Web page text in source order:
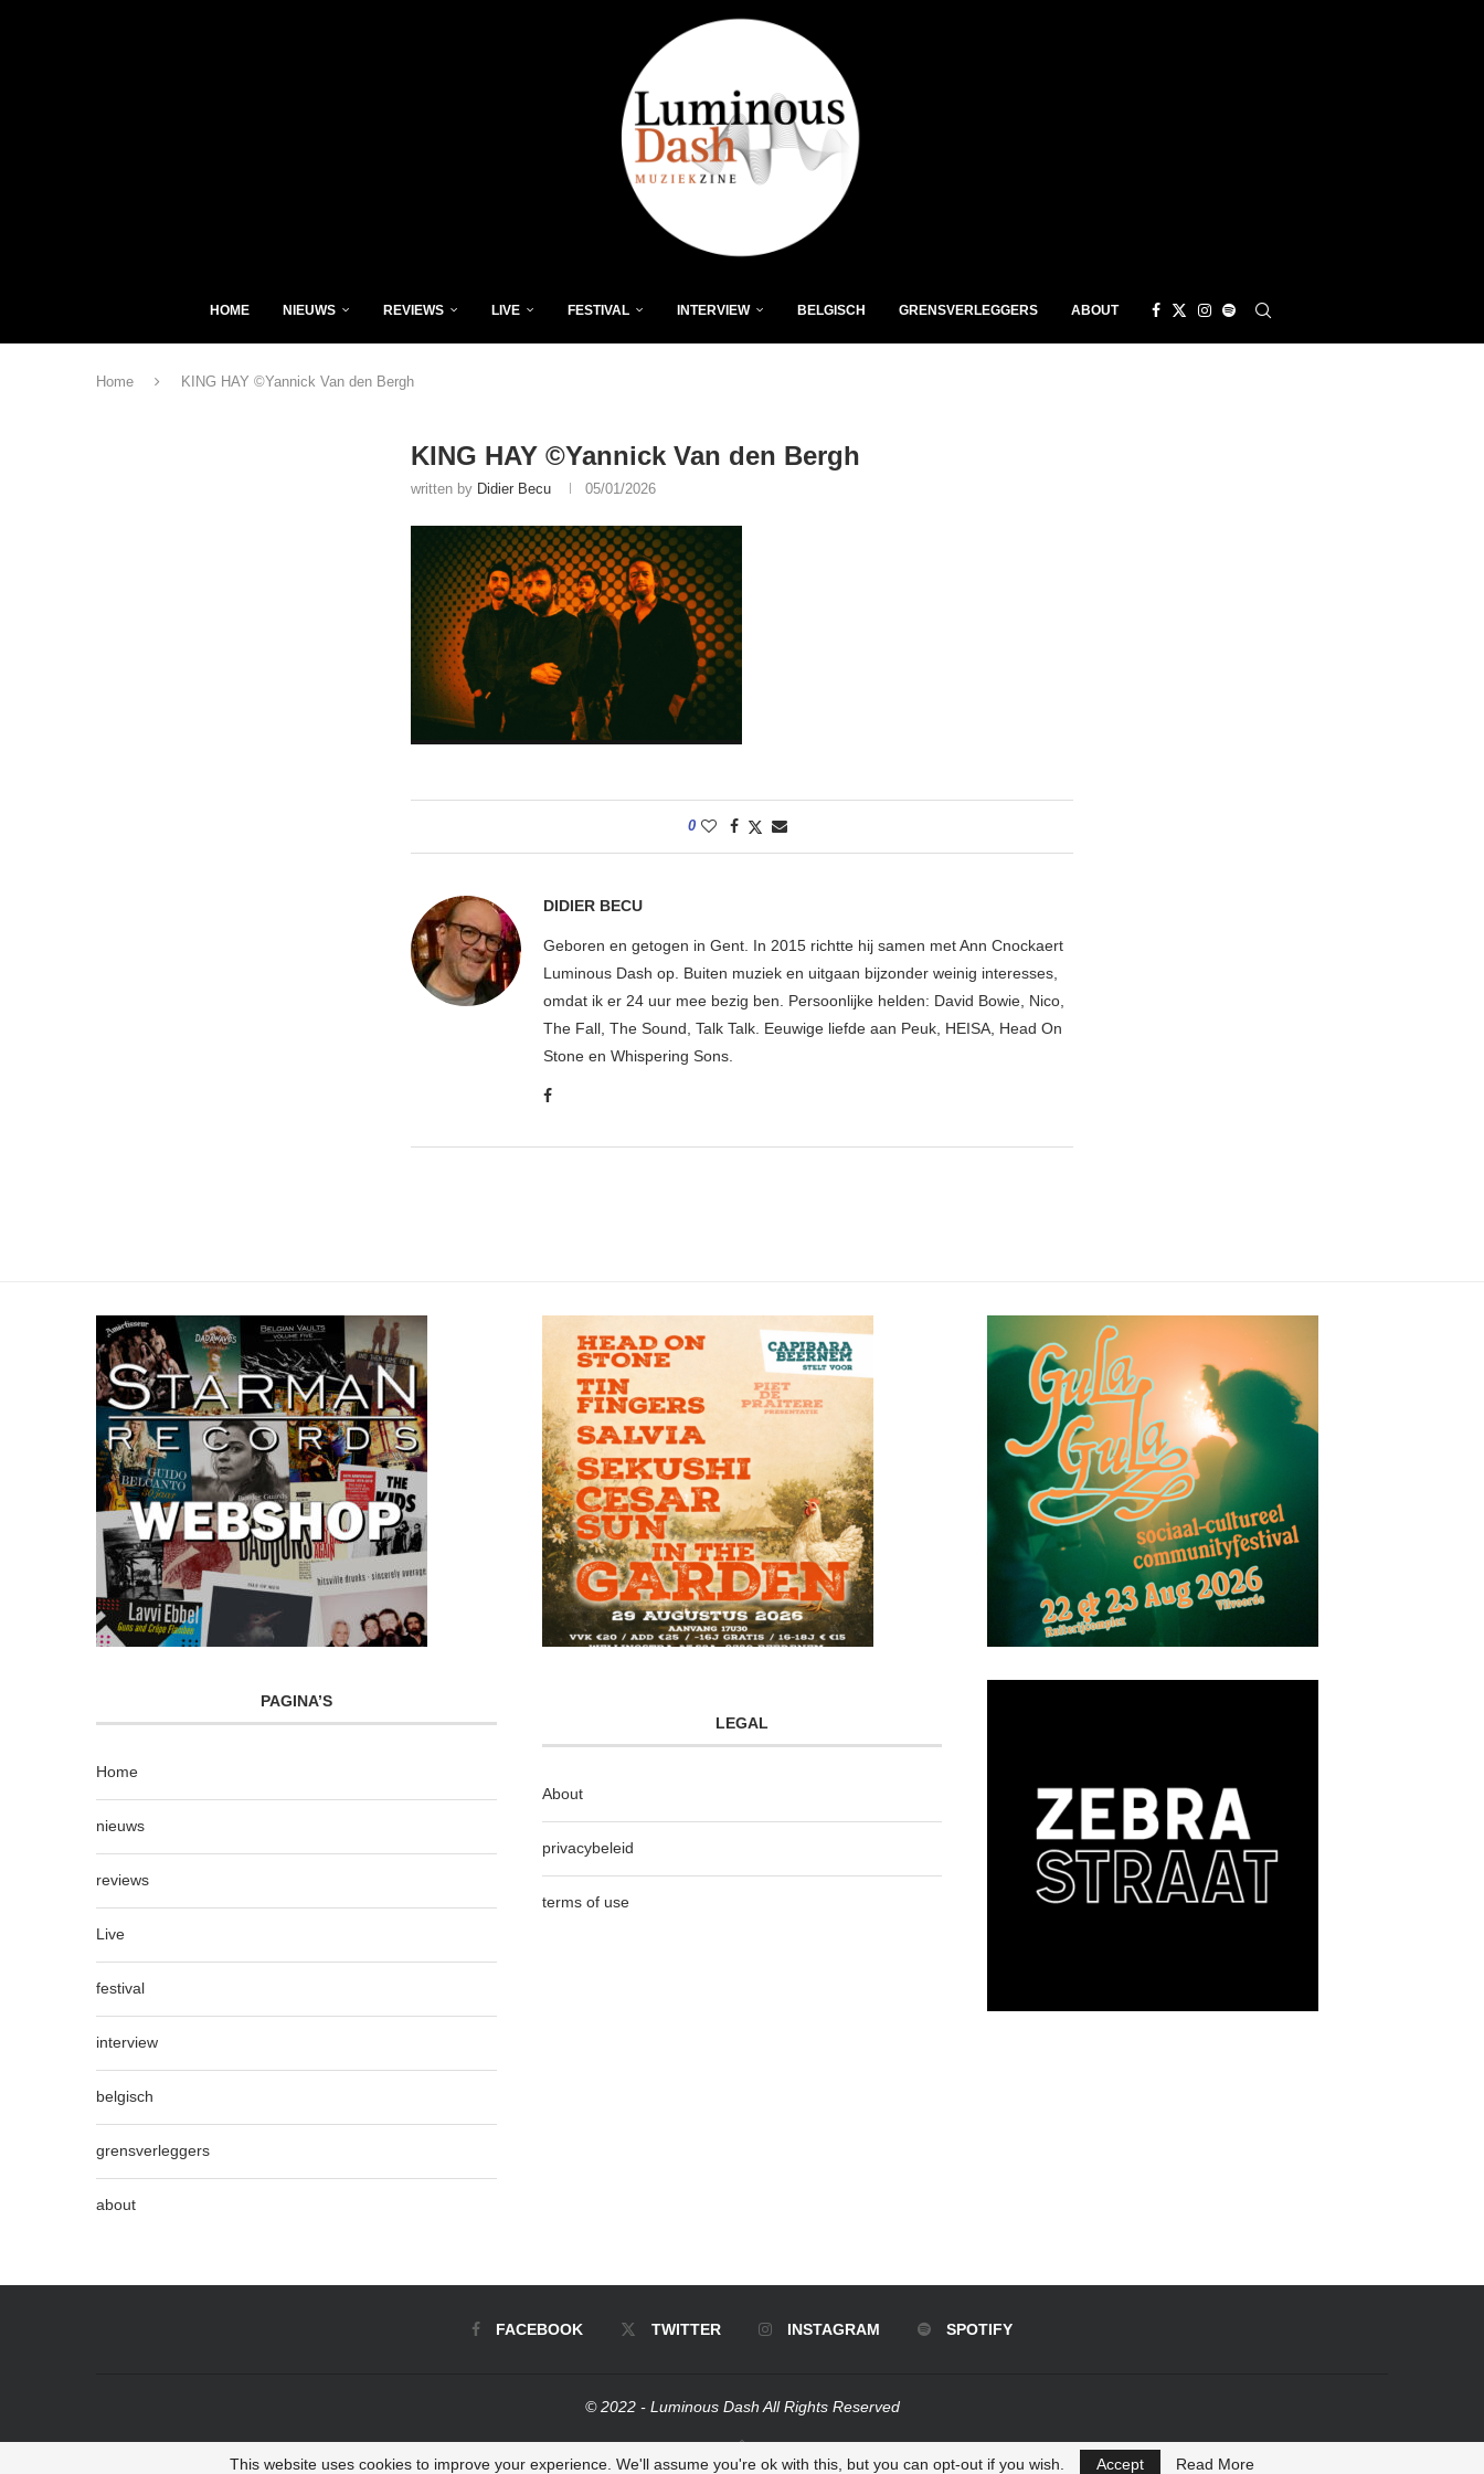
HOME NIEUWS REVIEWS LIVE FESTIVAL INTERVIEW BELGISCH GRENSVERLEGGERS ABOUT
Home KING HAY ©Yannick Van den Bergh
KING HAY ©Yannick Van den Bergh
written by Didier Becu 05/01/2026
0
DIDIER BECU
Geboren en getogen in Gent. In 2015 richtte hij samen met Ann Cnockaert
Luminous Dash op. Buiten muziek en uitgaan bijzonder weinig interesses,
omdat ik er 24 uur mee bezig ben. Persoonlijke helden: David Bowie, Nico,
The Fall, The Sound, Talk Talk. Eeuwige liefde aan Peuk, HEISA, Head On
Stone en Whispering Sons.
PAGINA’S
Home
nieuws
reviews
Live
festival
interview
belgisch
grensverleggers
about
LEGAL
About
privacybeleid
terms of use
FACEBOOK TWITTER INSTAGRAM SPOTIFY
© 2022 - Luminous Dash All Rights Reserved
BACK TO TOP
This website uses cookies to improve your experience. We'll assume you're ok with this, but you can opt-out if you wish. Accept Read More